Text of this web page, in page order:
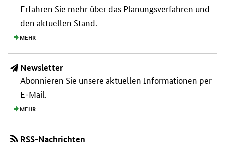
Erfahren Sie mehr über das Planungs­verfahren und
den aktuellen Stand.
MEHR
Newsletter
Abonnieren Sie unsere aktuellen Informationen per
E-Mail.
MEHR
RSS-Nachrichten